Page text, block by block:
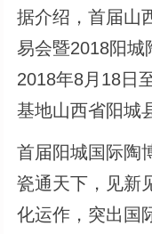
据介绍，首届山
易会暨2018阳城
2018年8月18日
基地山西省阳城
首届阳城国际陶
瓷通天下，见新
化运作，突出国